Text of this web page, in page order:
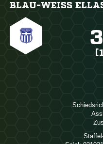
BLAU-WEISS
